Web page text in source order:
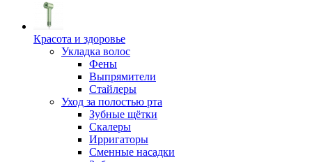
Красота и здоровье
Укладка волос
Фены
Выпрямители
Стайлеры
Уход за полостью рта
Зубные щётки
Скалеры
Ирригаторы
Сменные насадки